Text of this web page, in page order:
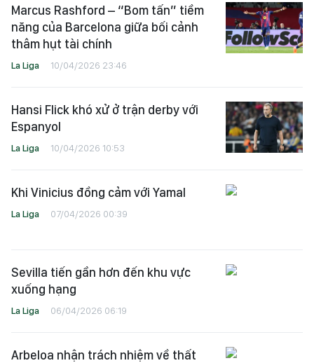
Marcus Rashford – “Bom tấn” tiềm
năng của Barcelona giữa bối cảnh
thâm hụt tài chính
La Liga 10/04/2026 23:46
Hansi Flick khó xử ở trận derby với
Espanyol
La Liga 10/04/2026 10:53
Khi Vinicius đồng cảm với Yamal
La Liga 07/04/2026 00:39
Sevilla tiến gần hơn đến khu vực
xuống hạng
La Liga 06/04/2026 06:19
Arbeloa nhận trách nhiệm về thất